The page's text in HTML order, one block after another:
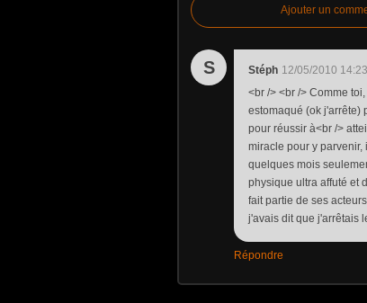
Ajouter un
S Stéph 12/05/2010 14:23
<br /> <br /> Comme
estomaqué (ok j'arrête)
pour réussir à<br />
miracle pour y parvenir,
quelques mois
physique ultra affuté et
fait partie de ses
j'avais dit que j'arrêtais
Répondre